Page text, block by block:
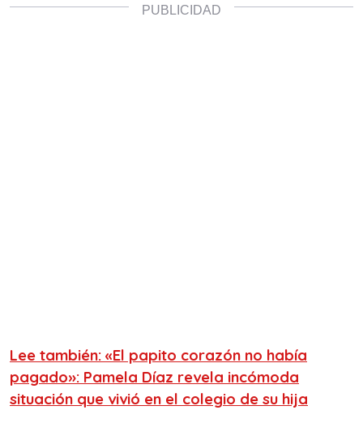
Lee también: «El papito corazón no había
pagado»: Pamela Díaz revela incómoda
situación que vivió en el colegio de su hija